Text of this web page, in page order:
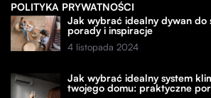
POLITYKA PRYWATNOŚCI
Jak wybrać idealny dywan do
porady i inspiracje
4 listopada 2024
Jak wybrać idealny system
twojego domu: praktyczne